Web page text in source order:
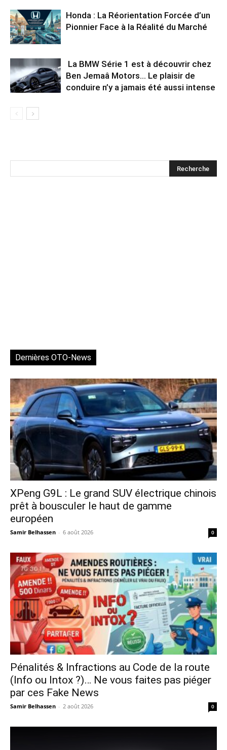
Honda : La Réorientation Forcée d’un
Pionnier Face à la Réalité du Marché
La BMW Série 1 est à découvrir chez
Ben Jemaâ Motors… Le plaisir de
conduire n’y a jamais été aussi intense
Dernières OTO-News
XPeng G9L : Le grand SUV électrique chinois
prêt à bousculer le haut de gamme
européen
Samir Belhassen - 6 août 2026 0
Pénalités & Infractions au Code de la route
(Info ou Intox ?)… Ne vous faites pas piéger
par ces Fake News
Samir Belhassen - 2 août 2026 0